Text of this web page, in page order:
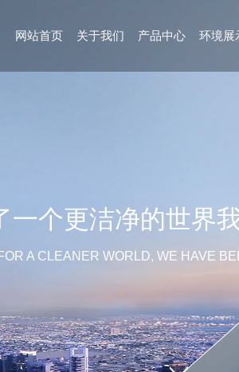
网站首页 关于我们 产品中心 环境展
一个更洁净的世界
A CLEANER WORLD, WE HAVE